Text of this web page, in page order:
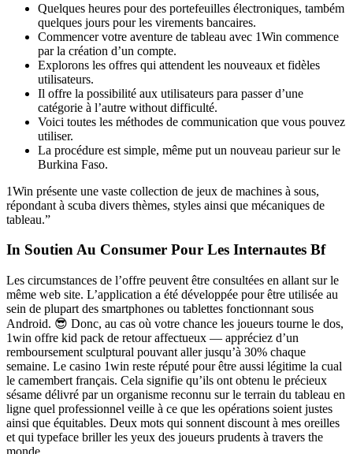
Quelques heures pour des portefeuilles électroniques, também
quelques jours pour les virements bancaires.
Commencer votre aventure de tableau avec 1Win commence
par la création d’un compte.
Explorons les offres qui attendent les nouveaux et fidèles
utilisateurs.
Il offre la possibilité aux utilisateurs para passer d’une
catégorie à l’autre without difficulté.
Voici toutes les méthodes de communication que vous pouvez
utiliser.
La procédure est simple, même put un nouveau parieur sur le
Burkina Faso.
1Win présente une vaste collection de jeux de machines à sous,
répondant à scuba divers thèmes, styles ainsi que mécaniques de
tableau.”
In Soutien Au Consumer Pour Les Internautes Bf
Les circumstances de l’offre peuvent être consultées en allant sur le
même web site. L’application a été développée pour être utilisée au
sein de plupart des smartphones ou tablettes fonctionnant sous
Android. 😎 Donc, au cas où votre chance les joueurs tourne le dos,
1win offre kid pack de retour affectueux — appréciez d’un
remboursement sculptural pouvant aller jusqu’à 30% chaque
semaine. Le casino 1win reste réputé pour être aussi légitime la cual
le camembert français. Cela signifie qu’ils ont obtenu le précieux
sésame délivré par un organisme reconnu sur le terrain du tableau en
ligne quel professionnel veille à ce que les opérations soient justes
ainsi que équitables. Deux mots qui sonnent discount à mes oreilles
et qui typeface briller les yeux des joueurs prudents à travers the